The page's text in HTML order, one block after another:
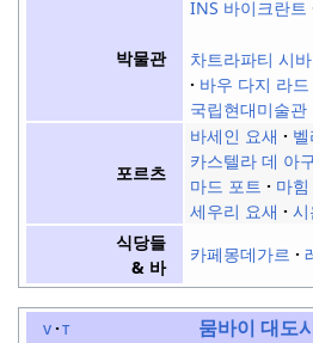
박물관
INS 바이크란트
차트라파티 시
바우 다지 라
국립현대미술관
포르츠
바세인 요새
카스텔라 데 아
마드 포트
마
세우리 요새
시
식당들
& 바
카페몽데가르
v t 뭄바이 대도